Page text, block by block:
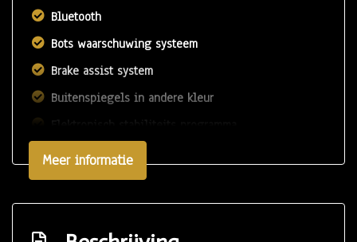
Bluetooth
Bots waarschuwing systeem
Brake assist system
Buitenspiegels in andere kleur
Elektronische remkrachtverdeling
Hoofd airbag(s) achter
Hoofd airbag(s) voor
Keyless start
Meer informatie